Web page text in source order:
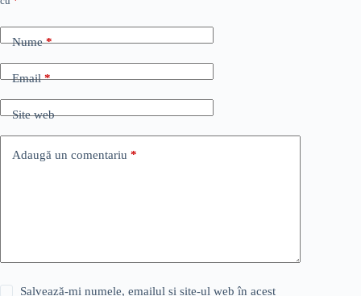
Nume*
Email*
Site web
Adaugă un comentariu *
Salvează-mi numele, emailul și site-ul web în acest